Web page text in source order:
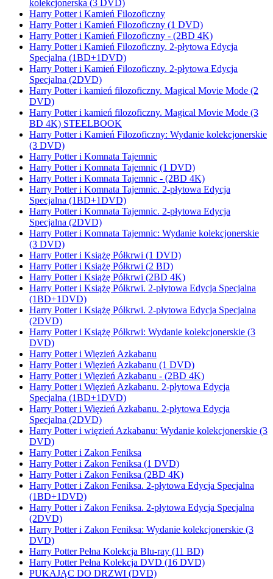
kolekcjonerska (3 DVD)
Harry Potter i Kamień Filozoficzny
Harry Potter i Kamień Filozoficzny (1 DVD)
Harry Potter i Kamień Filozoficzny - (2BD 4K)
Harry Potter i Kamień Filozoficzny. 2-płytowa Edycja
Specjalna (1BD+1DVD)
Harry Potter i Kamień Filozoficzny. 2-płytowa Edycja
Specjalna (2DVD)
Harry Potter i kamień filozoficzny. Magical Movie Mode (2
DVD)
Harry Potter i kamień filozoficzny. Magical Movie Mode (3
BD 4K) STEELBOOK
Harry Potter i Kamień Filozoficzny: Wydanie kolekcjonerskie
(3 DVD)
Harry Potter i Komnata Tajemnic
Harry Potter i Komnata Tajemnic (1 DVD)
Harry Potter i Komnata Tajemnic - (2BD 4K)
Harry Potter i Komnata Tajemnic. 2-płytowa Edycja
Specjalna (1BD+1DVD)
Harry Potter i Komnata Tajemnic. 2-płytowa Edycja
Specjalna (2DVD)
Harry Potter i Komnata Tajemnic: Wydanie kolekcjonerskie
(3 DVD)
Harry Potter i Książę Półkrwi (1 DVD)
Harry Potter i Książę Półkrwi (2 BD)
Harry Potter i Książę Półkrwi (2BD 4K)
Harry Potter i Książę Półkrwi. 2-płytowa Edycja Specjalna
(1BD+1DVD)
Harry Potter i Książę Półkrwi. 2-płytowa Edycja Specjalna
(2DVD)
Harry Potter i Książę Półkrwi: Wydanie kolekcjonerskie (3
DVD)
Harry Potter i Więzień Azkabanu
Harry Potter i Więzień Azkabanu (1 DVD)
Harry Potter i Więzień Azkabanu - (2BD 4K)
Harry Potter i Więzień Azkabanu. 2-płytowa Edycja
Specjalna (1BD+1DVD)
Harry Potter i Więzień Azkabanu. 2-płytowa Edycja
Specjalna (2DVD)
Harry Potter i więzień Azkabanu: Wydanie kolekcjonerskie (3
DVD)
Harry Potter i Zakon Feniksa
Harry Potter i Zakon Feniksa (1 DVD)
Harry Potter i Zakon Feniksa (2BD 4K)
Harry Potter i Zakon Feniksa. 2-płytowa Edycja Specjalna
(1BD+1DVD)
Harry Potter i Zakon Feniksa. 2-płytowa Edycja Specjalna
(2DVD)
Harry Potter i Zakon Feniksa: Wydanie kolekcjonerskie (3
DVD)
Harry Potter Pełna Kolekcja Blu-ray (11 BD)
Harry Potter Pełna Kolekcja DVD (16 DVD)
PUKAJĄC DO DRZWI (DVD)